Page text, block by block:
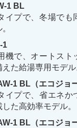
1 BL
イプで、冬場でも
1
機で、オートスト
た給湯専用モデル
1 BL（エコジョ
イプで、省エネか
た高効率モデル。
1 BL（エコジョ